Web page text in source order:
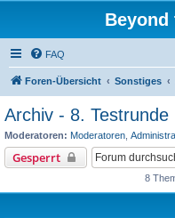
Beyond
FAQ
Foren-Übersicht Sonstiges
Archiv - 8. Testrunde
Moderatoren: Moderatoren
Gesperrt
8